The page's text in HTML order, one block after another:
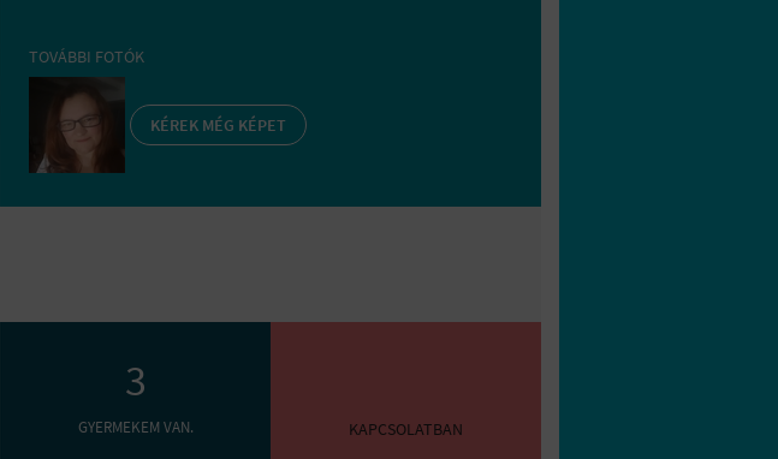
TOVÁBBI FOTÓK
KÉREK MÉG KÉPET
3
GYERMEKEM VAN. KAPCSOLATBAN